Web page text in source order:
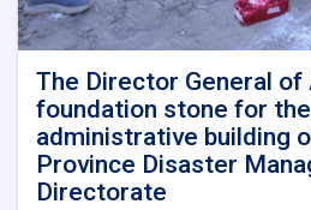
assist
flood
victims
The Director General of
foundation stone for
administrative building
Province Disaster
Directorate